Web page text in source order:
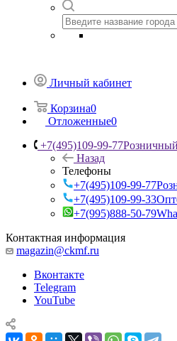
Личный кабинет
Корзина0
Отложенные0
+7(495)109-99-77
Назад
Телефоны
+7(495)109-99-77
+7(495)109-99-33
+7(995)888-50-79
Контактная информация
magazin@ckmf.ru
Вконтакте
Telegram
YouTube